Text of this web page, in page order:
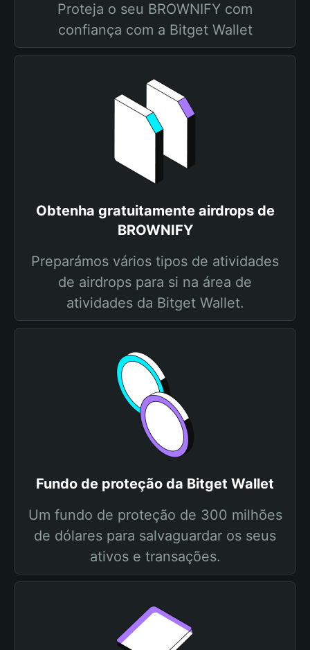
Proteja o seu BROWNIFY com
confiança com a Bitget Wallet
Obtenha gratuitamente airdrops de
BROWNIFY
Preparámos vários tipos de atividades
de airdrops para si na área de
atividades da Bitget Wallet.
Fundo de proteção da Bitget Wallet
Um fundo de proteção de 300 milhões
de dólares para salvaguardar os seus
ativos e transações.